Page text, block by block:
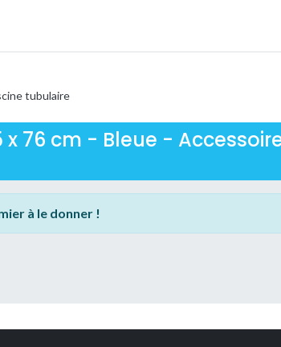
tubulaire
76 cm - Bleue -
à le donner !